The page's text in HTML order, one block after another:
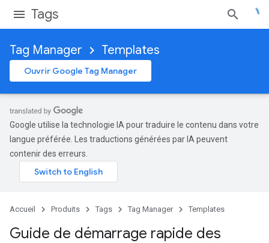
Tags
Tag Manager Templates
Ouvrir Google Tag Manager
Google utilise la technologie IA pour traduire le contenu dans votre
langue préférée. Les traductions générées par IA peuvent
contenir des erreurs.
Accueil Produits Tags Tag Manager Templates
Guide de démarrage rapide des